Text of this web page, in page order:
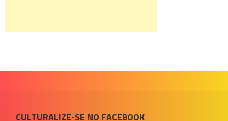
CULTURALIZE-SE NO FACEBOOK